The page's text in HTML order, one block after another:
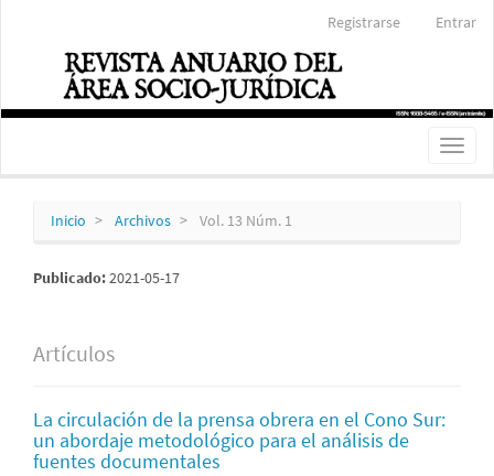
Contenido
principal
Barra
lateral
Registrarse Entrar
Toggle
Inicio Archivos Vol. 13 Núm. 1
Publicado:2021-05-17
Artículos
La circulación de la prensa obrera en el Cono Sur:
un abordaje metodológico para el análisis de
fuentes documentales